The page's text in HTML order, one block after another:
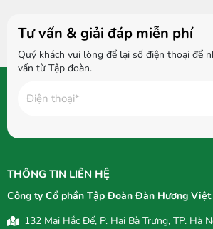
Tư vấn & giải đáp miễn phí
Quý khách vui lòng để lại số điện thoại để
vấn từ Tập đoàn.
THÔNG TIN LIÊN HỆ
Công ty Cổ phần Tập Đoàn Đàn Hương Việt
132 Mai Hắc Đế, P. Hai Bà Trưng, TP. Hà